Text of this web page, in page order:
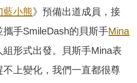
藍小熊》預備出道成員，接
手SmileDash的貝斯手Mina
形式出發。貝斯手Mina表
上變化，我們一直都很尊